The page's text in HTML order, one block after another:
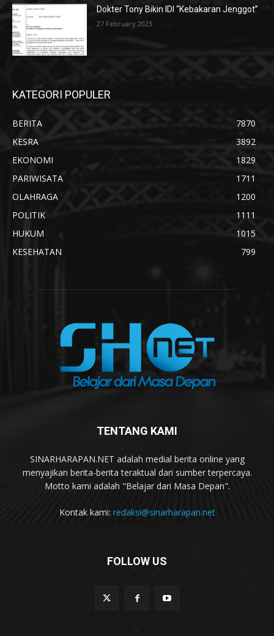
Dokter Tony Bikin IDI “Kebakaran Jenggot”
27 February 2023
KATEGORI POPULER
BERITA
7870
KESRA
3892
EKONOMI
1829
PARIWISATA
1711
OLAHRAGA
1200
POLITIK
1111
HUKUM
1015
KESEHATAN
799
TENTANG KAMI
SINARHARAPAN.NET adalah medial berita online yang
menyajikan berita-berita teraktual dari sumber terpercaya.
Motto kami adalah "Belajar dari Masa Depan".
Kontak kami: redaksi@sinarharapan.net
FOLLOW US